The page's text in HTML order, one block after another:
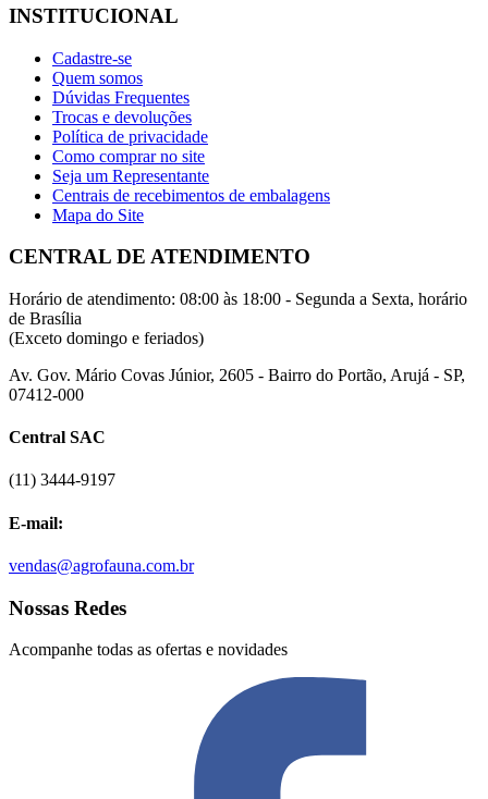
INSTITUCIONAL
Cadastre-se
Quem somos
Dúvidas Frequentes
Trocas e devoluções
Política de privacidade
Como comprar no site
Seja um Representante
Centrais de recebimentos de embalagens
Mapa do Site
CENTRAL DE ATENDIMENTO
Horário de atendimento: 08:00 às 18:00 - Segunda a Sexta, horário
de Brasília
(Exceto domingo e feriados)
Av. Gov. Mário Covas Júnior, 2605 - Bairro do Portão, Arujá - SP,
07412-000
Central SAC
(11) 3444-9197
E-mail:
vendas@agrofauna.com.br
Nossas Redes
Acompanhe todas as ofertas e novidades